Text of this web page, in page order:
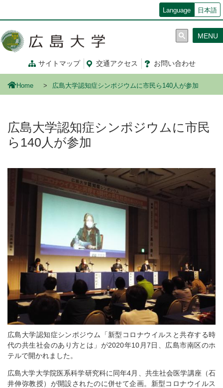
コ
ン
Language 日本語
サイトマップ 交通アクセス お問い合わせ
MENU
Home 広島大学認知症シンポジウムに市民ら140人が参加
広島大学認知症シンポジウムに市民
ら140人が参加
広島大学認知症シンポジウム「新型コロナウイルスと共存する時
代の共生社会のあり方とは」が2020年10月7日、広島市南区のホ
テルで開かれました。
広島大学大学院医系科学研究科に同年4月、共生社会医学講座（石
井伸弥教授）が開設されたのに併せて企画。新型コロナウイルス